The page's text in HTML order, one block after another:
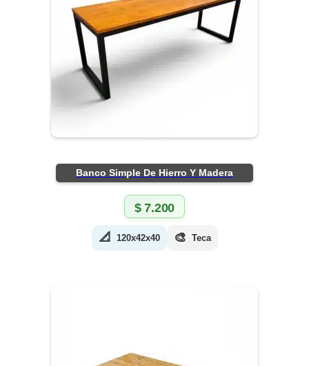
Banco Simple De Hierro Y Madera
$7.200
📐 120x42x40 🎨 Teca